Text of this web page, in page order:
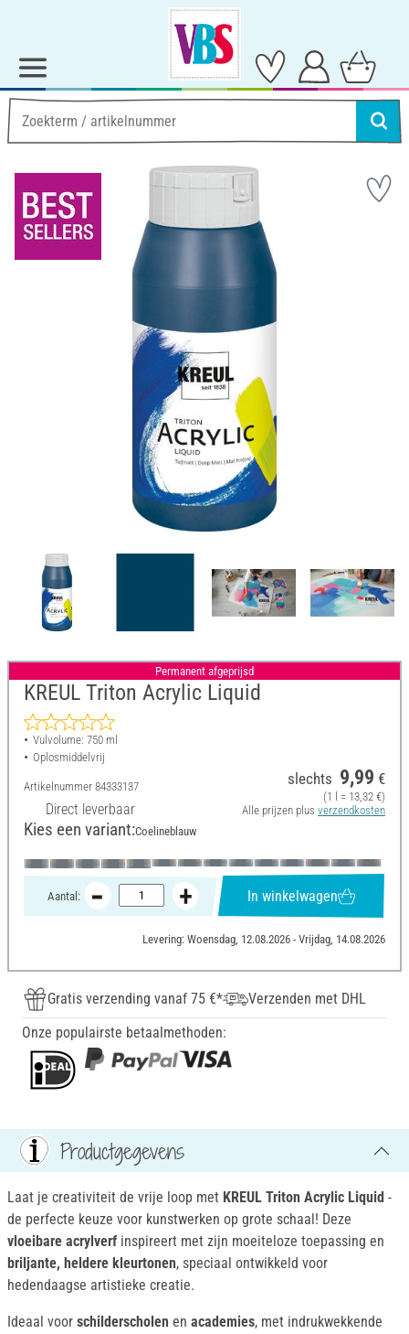
Permanent afgeprijsd
KREUL Triton Acrylic Liquid
Vulvolume: 750 ml
Oplosmiddelvrij
Artikelnummer 84333137
Direct leverbaar
slechts 9,99 €
(1 l = 13,32 €)
Alle prijzen plus verzendkosten
Kies een variant:Coelineblauw
Aantal: In winkelwagen
Levering: Woensdag, 12.08.2026 - Vrijdag, 14.08.2026
Gratis verzending vanaf 75 €*
Verzenden met DHL
Onze populairste betaalmethoden:
Productgegevens
Laat je creativiteit de vrije loop met KREUL Triton Acrylic Liquid -
de perfecte keuze voor kunstwerken op grote schaal! Deze
vloeibare acrylverf inspireert met zijn moeiteloze toepassing en
briljante, heldere kleurtonen, speciaal ontwikkeld voor
hedendaagse artistieke creatie.
Ideaal voor schilderscholen en academies, met indrukwekkende